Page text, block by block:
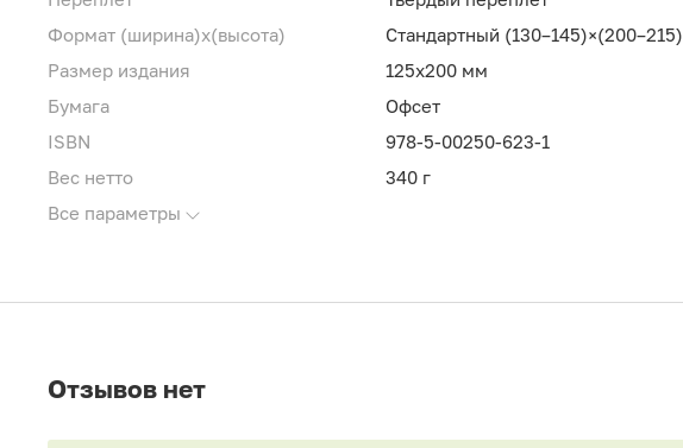
Формат (ширина)х(высота)
Стандартный (130–145)×(200–215)
Размер издания
125x200 мм
Бумага
Офсет
ISBN
978-5-00250-623-1
Вес нетто
340 г
Все параметры
Отзывов нет